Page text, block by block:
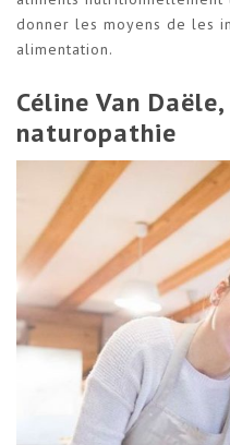
donner les moyens de les
alimentation.
Céline Van
naturopathie